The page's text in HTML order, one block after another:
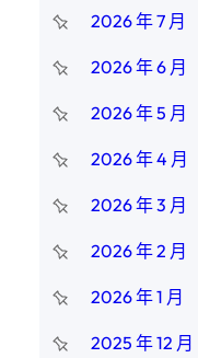
2026 年 7 月
2026 年 6 月
2026 年 5 月
2026 年 4 月
2026 年 3 月
2026 年 2 月
2026 年 1 月
2025 年 12 月